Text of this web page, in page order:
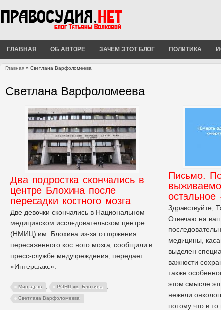
ГЛАВНАЯ ОБ АВТОРЕ ЗАЧЕМ ЭТОТ БЛОГ ПОЛИТИКА
Главная » Светлана Варфоломеева
Светлана Варфоломеева
Два подростка скончались в
центре Блохина после
пересадки костного мозга
Две девочки скончались в Национальном
медицинском исследовательском центре
(НМИЦ) им. Блохина из-за отторжения
пересаженного костного мозга, сообщили в
пресс-службе медучреждения, передает
«Интерфакс».
Минздрав , РОНЦ им. Блохина ,
Светлана Варфоломеева
Письмо.
остальное
Здравствуйте,
Отвечаю на
медицины,
выделен
важности
также
этом смысле
нежели
потому что в